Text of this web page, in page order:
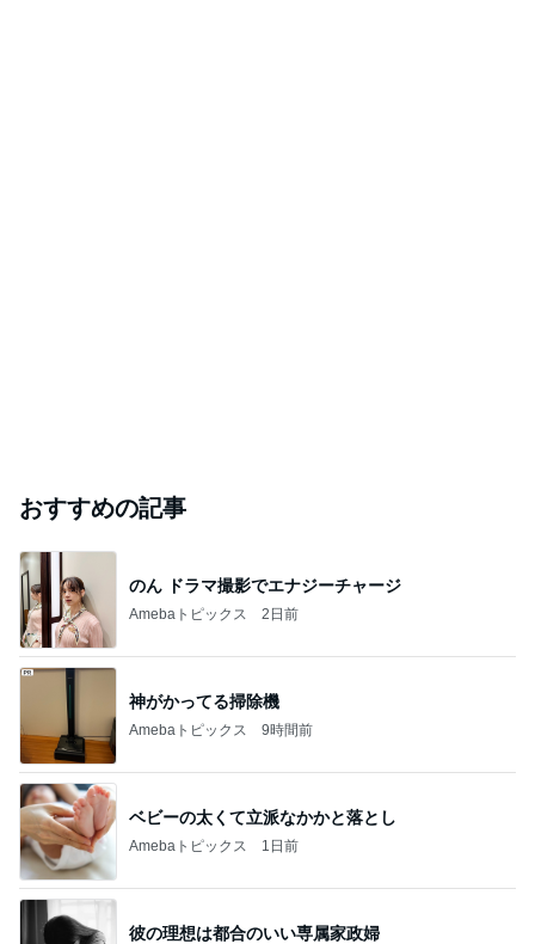
おすすめの記事
のん ドラマ撮影でエナジーチャージ
Amebaトピックス 2日前
神がかってる掃除機
Amebaトピックス 9時間前
ベビーの太くて立派なかかと落とし
Amebaトピックス 1日前
彼の理想は都合のいい専属家政婦